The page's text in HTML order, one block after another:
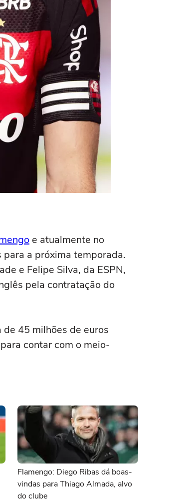
e atualmente no
a próxima temporada.
e Felipe Silva, da ESPN,
pela contratação do
45 milhões de euros
contar com o meio-
Flamengo: Diego Ribas dá boas-
vindas para Thiago Almada, alvo
do clube